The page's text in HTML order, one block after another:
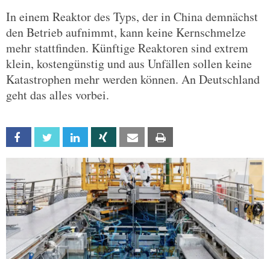
In einem Reaktor des Typs, der in China demnächst
den Betrieb aufnimmt, kann keine Kernschmelze
mehr stattfinden. Künftige Reaktoren sind extrem
klein, kostengünstig und aus Unfällen sollen keine
Katastrophen mehr werden können. An Deutschland
geht das alles vorbei.
Facebook Twitter Linkedin Xing Email